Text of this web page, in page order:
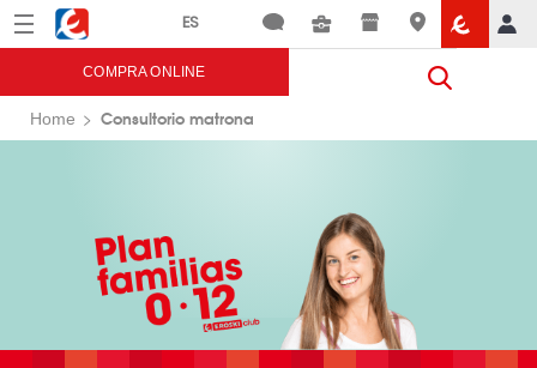
Menú Eroski
COMPRA ONLINE
Home Consultorio matrona